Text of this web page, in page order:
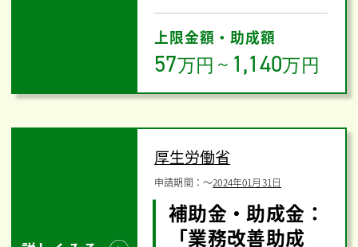
上限金額・助成額
57万円 ～ 1,140万円
厚生労働省
申請期間：〜2024年01月31日
補助金・助成金：
「業務改善助成